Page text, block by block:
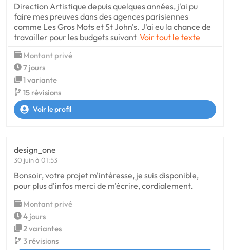
Direction Artistique depuis quelques années, j'ai pu
faire mes preuves dans des agences parisiennes
comme Les Gros Mots et St John's. J'ai eu la chance de
travailler pour les budgets suivant Voir tout le texte
Montant privé
7 jours
1 variante
15 révisions
Voir le profil
design_one
30 juin à 01:53
Bonsoir, votre projet m'intéresse, je suis disponible,
pour plus d'infos merci de m'écrire, cordialement.
Montant privé
4 jours
2 variantes
3 révisions